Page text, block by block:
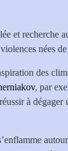
et recherche
nées
des
, par
à